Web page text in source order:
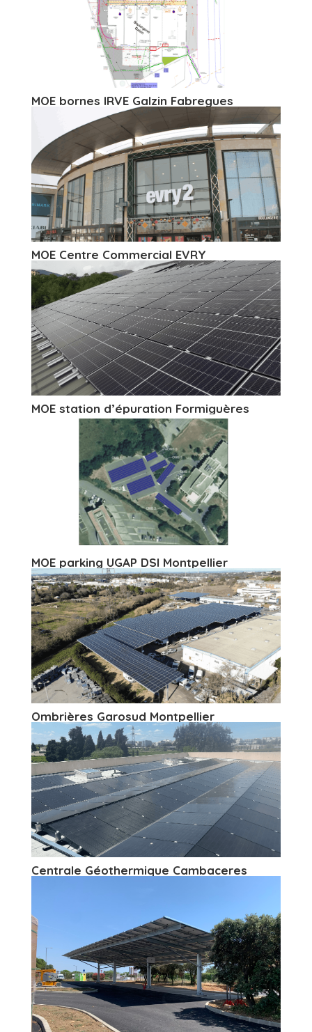
MOE bornes IRVE Galzin Fabregues
MOE Centre Commercial EVRY
MOE station d’épuration Formiguères
MOE parking UGAP DSI Montpellier
Ombrières Garosud Montpellier
Centrale Géothermique Cambaceres